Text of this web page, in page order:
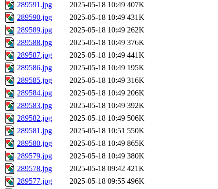
289591.jpg 2025-05-18 10:49 407K
289590.jpg
2025-05-18 10:49 431K
289589.jpg
2025-05-18 10:49 262K
289588.jpg
2025-05-18 10:49 376K
289587.jpg
2025-05-18 10:49 441K
289586.jpg
2025-05-18 10:49 195K
289585.jpg
2025-05-18 10:49 316K
289584.jpg
2025-05-18 10:49 206K
289583.jpg
2025-05-18 10:49 392K
289582.jpg
2025-05-18 10:49 506K
289581.jpg
2025-05-18 10:51 550K
289580.jpg
2025-05-18 10:49 865K
289579.jpg
2025-05-18 10:49 380K
289578.jpg
2025-05-18 09:42 421K
289577.jpg
2025-05-18 09:55 496K